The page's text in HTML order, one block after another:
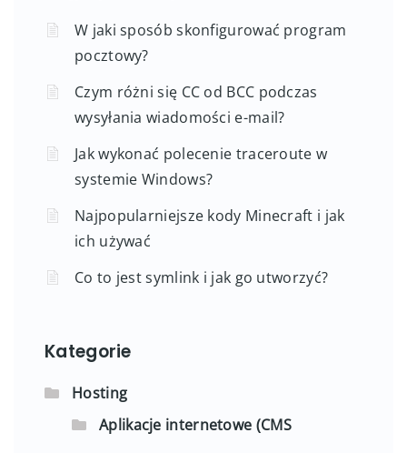
W jaki sposób skonfigurować program
pocztowy?
Czym różni się CC od BCC podczas
wysyłania wiadomości e-mail?
Jak wykonać polecenie traceroute w
systemie Windows?
Najpopularniejsze kody Minecraft i jak
ich używać
Co to jest symlink i jak go utworzyć?
Kategorie
Hosting
Aplikacje internetowe (CMS